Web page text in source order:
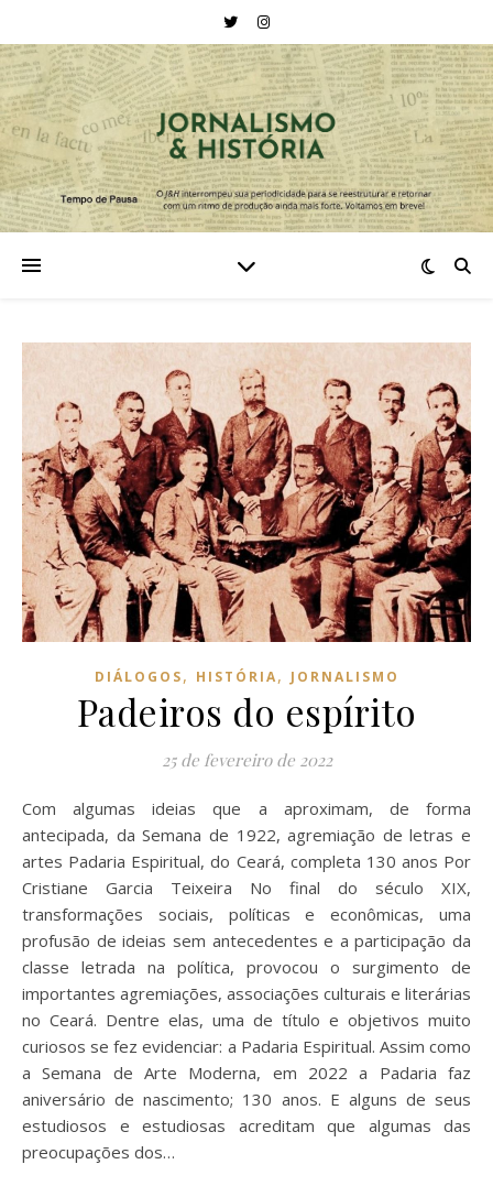
DIÁLOGOS, HISTÓRIA, JORNALISMO
Padeiros do espírito
25 de fevereiro de 2022
Com algumas ideias que a aproximam, de forma
antecipada, da Semana de 1922, agremiação de letras e
artes Padaria Espiritual, do Ceará, completa 130 anos Por
Cristiane Garcia Teixeira No final do século XIX,
transformações sociais, políticas e econômicas, uma
profusão de ideias sem antecedentes e a participação da
classe letrada na política, provocou o surgimento de
importantes agremiações, associações culturais e literárias
no Ceará. Dentre elas, uma de título e objetivos muito
curiosos se fez evidenciar: a Padaria Espiritual. Assim como
a Semana de Arte Moderna, em 2022 a Padaria faz
aniversário de nascimento; 130 anos. E alguns de seus
estudiosos e estudiosas acreditam que algumas das
preocupações dos…